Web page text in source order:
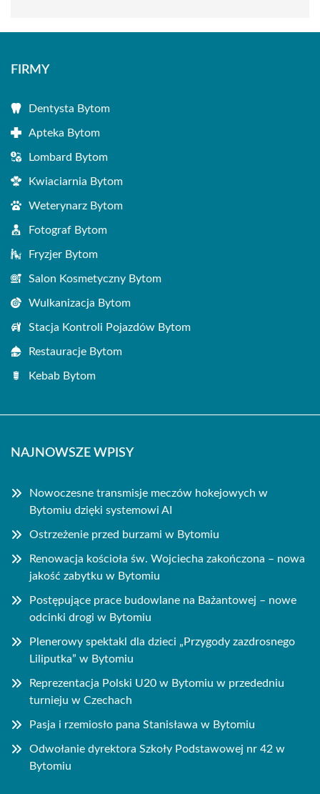
FIRMY
Dentysta Bytom
Apteka Bytom
Lombard Bytom
Kwiaciarnia Bytom
Weterynarz Bytom
Fotograf Bytom
Fryzjer Bytom
Salon Kosmetyczny Bytom
Wulkanizacja Bytom
Stacja Kontroli Pojazdów Bytom
Restauracje Bytom
Kebab Bytom
NAJNOWSZE WPISY
Nowoczesne transmisje meczów hokejowych w
Bytomiu dzięki systemowi AI
Ostrzeżenie przed burzami w Bytomiu
Renowacja kościoła św. Wojciecha zakończona – nowa
jakość zabytku w Bytomiu
Postępujące prace budowlane na Bażantowej – nowe
odcinki drogi w Bytomiu
Plenerowy spektakl dla dzieci „Przygody zazdrosnego
Liliputka” w Bytomiu
Reprezentacja Polski U20 w Bytomiu w przededniu
turnieju w Czechach
Pasja i rzemiosło pana Stanisława w Bytomiu
Odwołanie dyrektora Szkoły Podstawowej nr 42 w
Bytomiu